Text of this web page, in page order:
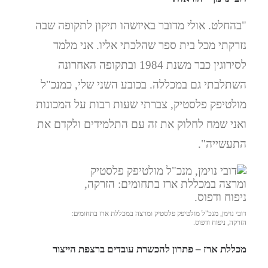
"בהחלט. אולי מדובר באיזשהו תיקון לתקופה שבה
נזרקתי מכל בית ספר שהלכתי אליו. אני מלמד
לסירוגין כבר משנת 1984 ובתקופה האחרונה
השתלבתי גם במכללה. בכובע השני שלי, כמנכ"ל
מולטיפק פלסטיק, צברתי שעות רבות על המכונות
ואני שמח לחלוק את זה עם התלמידים ולקדם את
התעשייה".
דובי נוימן, מנכ"ל מולטיפק פלסטיק ומרצה במכללת ארז בתחומים:
הזרקה, ניפוח ודפוס.
מכללת ארז – פתרון להכשרת עובדים ברצפת הייצור